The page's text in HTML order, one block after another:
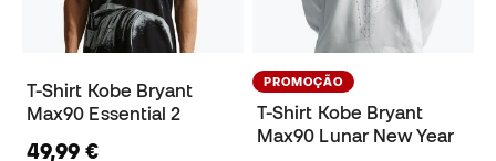
T-Shirt Kobe Bryant
Max90 Essential 2
49,99 €
PROMOÇÃO
T-Shirt Kobe Bryant
Max90 Lunar New Year